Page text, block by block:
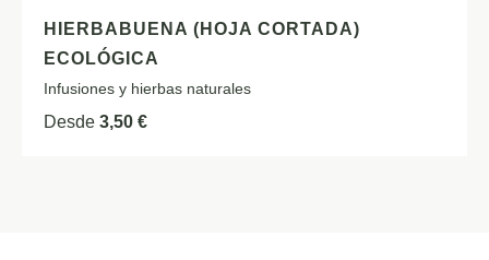
HIERBABUENA (HOJA CORTADA)
ECOLÓGICA
Infusiones y hierbas naturales
Desde 3,50 €